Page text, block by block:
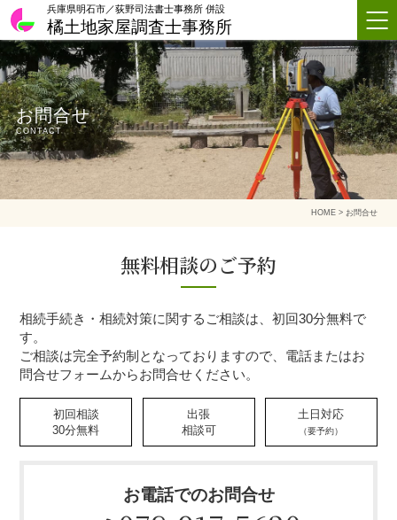
兵庫県明石市／荻野司法書士事務所 併設
橘土地家屋調査士事務所
お問合せ
CONTACT
HOME> お問合せ
無料相談のご予約
相続手続き・相続対策に関するご相談は、初回30分無料で
す。
ご相談は完全予約制となっておりますので、電話またはお
問合せフォームからお問合せください。
初回相談
30分無料
出張
相談可
土日対応
（要予約）
お電話でのお問合せ